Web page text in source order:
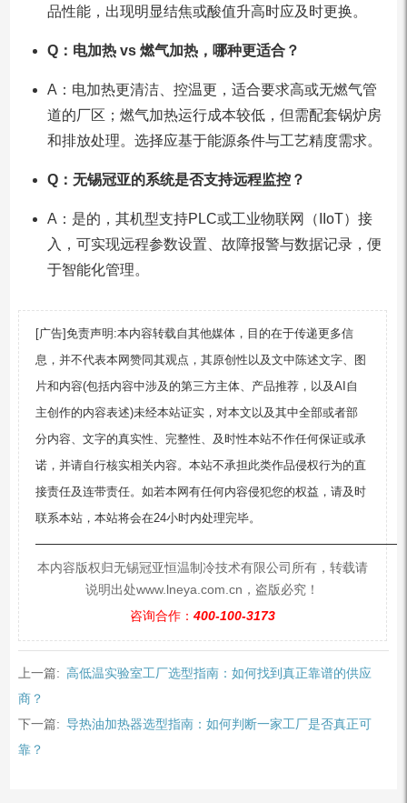
品性能，出现明显结焦或酸值升高时应及时更换。
Q：电加热 vs 燃气加热，哪种更适合？
A：电加热更清洁、控温更，适合要求高或无燃气管
道的厂区；燃气加热运行成本较低，但需配套锅炉房
和排放处理。选择应基于能源条件与工艺精度需求。
Q：无锡冠亚的系统是否支持远程监控？
A：是的，其机型支持PLC或工业物联网（IIoT）接
入，可实现远程参数设置、故障报警与数据记录，便
于智能化管理。
[广告]免责声明:本内容转载自其他媒体，目的在于传递更多信
息，并不代表本网赞同其观点，其原创性以及文中陈述文字、图
片和内容(包括内容中涉及的第三方主体、产品推荐，以及AI自
主创作的内容表述)未经本站证实，对本文以及其中全部或者部
分内容、文字的真实性、完整性、及时性本站不作任何保证或承
诺，并请自行核实相关内容。本站不承担此类作品侵权行为的直
接责任及连带责任。如若本网有任何内容侵犯您的权益，请及时
联系本站，本站将会在24小时内处理完毕。
本内容版权归无锡冠亚恒温制冷技术有限公司所有，转载请
说明出处www.lneya.com.cn，盗版必究！
咨询合作： 400-100-3173
上一篇: 高低温实验室工厂选型指南：如何找到真正靠谱的供应
商？
下一篇: 导热油加热器选型指南：如何判断一家工厂是否真正可
靠？